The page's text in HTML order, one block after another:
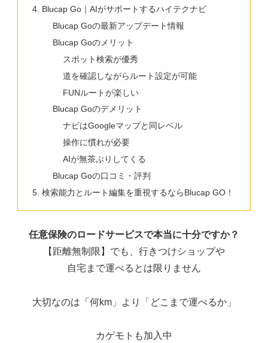
Blucap Go｜AIがサポートするハイテクナビ
Blucap Goの最新アップデート情報
Blucap Goのメリット
スポット検索が優秀
道を確認しながらルート設定が可能
FUNルートが楽しい
Blucap Goのデメリット
ナビはGoogleマップと同レベル
操作に慣れが必要
AIが無茶ぶりしてくる
Blucap Goの口コミ・評判
検索能力とルート編集を重視するならBlucap GO！
任意保険のロードサービスで本当に十分ですか？
【距離無制限】でも、行きつけショップや
自宅まで運べるとは限りません
大切なのは「何km」より「どこまで運べるか」
カゲモトも加入中